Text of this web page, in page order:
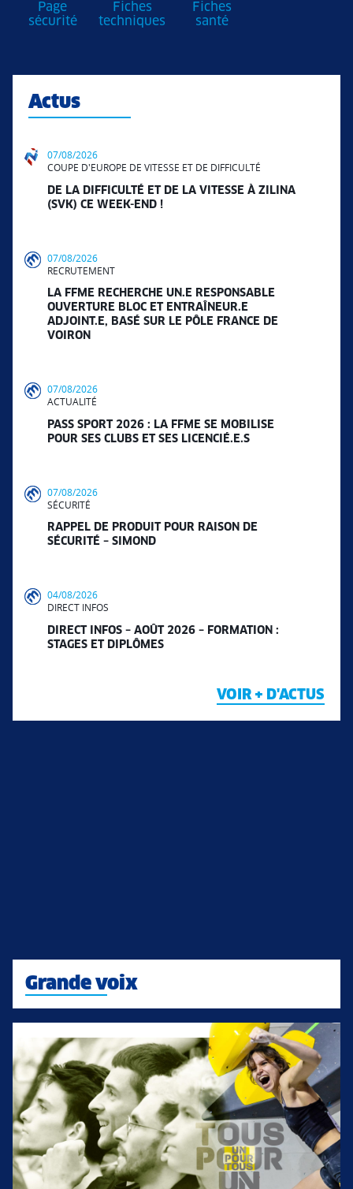
Page
sécurité
Fiches
techniques
Fiches
santé
Actus
07/08/2026
COUPE D'EUROPE DE VITESSE ET DE DIFFICULTÉ
DE LA DIFFICULTÉ ET DE LA VITESSE À ZILINA
(SVK) CE WEEK-END !
07/08/2026
RECRUTEMENT
LA FFME RECHERCHE UN.E RESPONSABLE
OUVERTURE BLOC ET ENTRAÎNEUR.E
ADJOINT.E, BASÉ SUR LE PÔLE FRANCE DE
VOIRON
07/08/2026
ACTUALITÉ
PASS SPORT 2026 : LA FFME SE MOBILISE
POUR SES CLUBS ET SES LICENCIÉ.E.S
07/08/2026
SÉCURITÉ
RAPPEL DE PRODUIT POUR RAISON DE
SÉCURITÉ – SIMOND
04/08/2026
DIRECT INFOS
DIRECT INFOS – AOÛT 2026 – FORMATION :
STAGES ET DIPLÔMES
VOIR + D'ACTUS
Grande voix